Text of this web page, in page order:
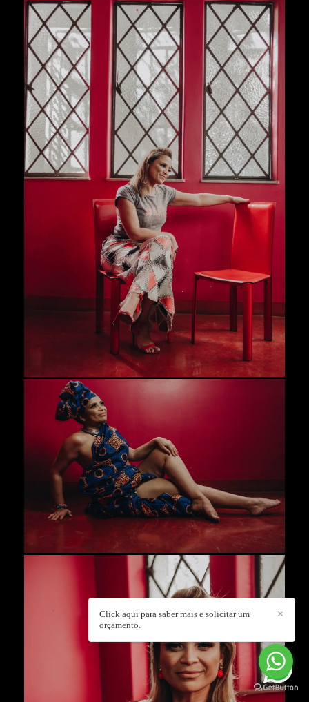
✕
Click aqui para saber mais e solicitar um
orçamento.